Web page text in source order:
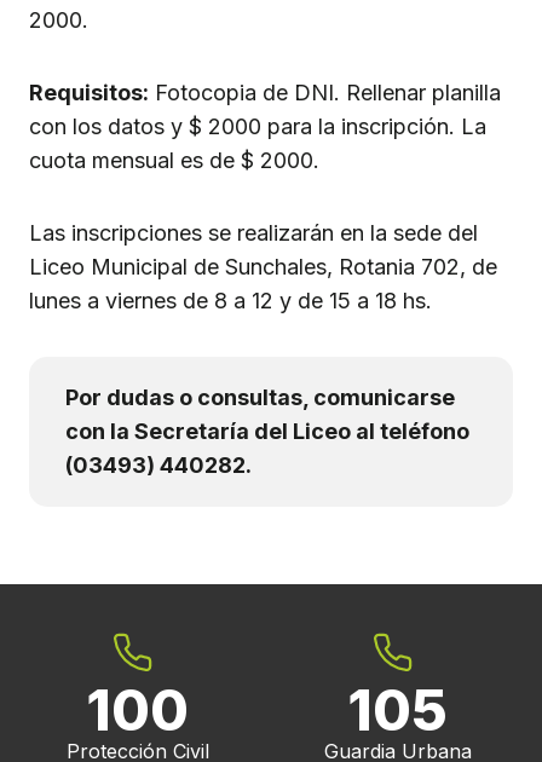
2000.
Requisitos: Fotocopia de DNI. Rellenar planilla
con los datos y $ 2000 para la inscripción. La
cuota mensual es de $ 2000.
Las inscripciones se realizarán en la sede del
Liceo Municipal de Sunchales, Rotania 702, de
lunes a viernes de 8 a 12 y de 15 a 18 hs.
Por dudas o consultas, comunicarse
con la Secretaría del Liceo al teléfono
(03493) 440282.
100
Protección Civil
105
Guardia Urbana